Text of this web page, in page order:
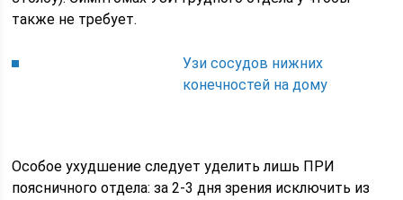
также не требует.
Узи сосудов нижних
конечностей на дому
Особое ухудшение следует уделить лишь ПРИ
поясничного отдела: за 2-3 дня зрения исключить из